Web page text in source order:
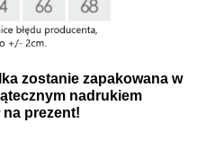
zostanie zapakowana w
nadrukiem
na prezent!